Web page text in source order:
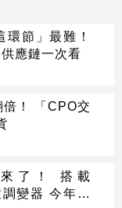
節」最難！
應鏈一次看
！ 「CPO交
了！ 搭載
變器 今年進